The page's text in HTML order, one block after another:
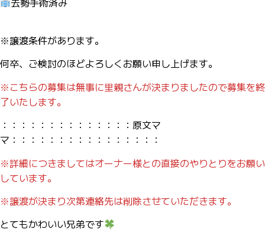
※譲渡条件があります。
何卒、ご検討のほどよろしくお願い申し上げます。
※こちらの募集は無事に里親さんが決まりましたので募集を終
了いたします。
：：：：：：：：：：：：：：原文マ
マ：：：：：：：：：：：：：：：：
※詳細につきましてはオーナー様との直接のやりとりをお願い
しています。
※譲渡が決まり次第連絡先は削除させていただきます。
とてもかわいい兄弟です